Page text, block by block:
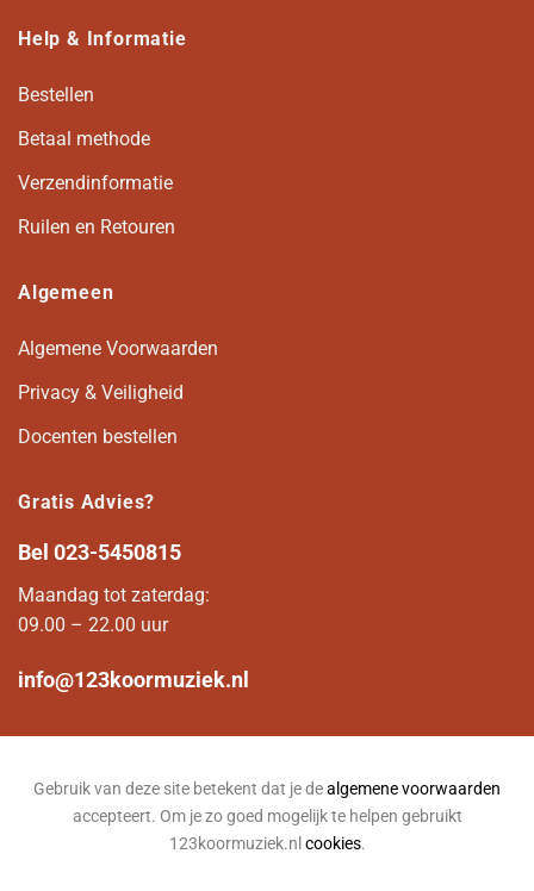
Help & Informatie
Bestellen
Betaal methode
Verzendinformatie
Ruilen en Retouren
Algemeen
Algemene Voorwaarden
Privacy & Veiligheid
Docenten bestellen
Gratis Advies?
Bel 023-5450815
Maandag tot zaterdag:
09.00 – 22.00 uur
info@123koormuziek.nl
Gebruik van deze site betekent dat je dealgemene voorwaarden
accepteert. Om je zo goed mogelijk te helpen gebruikt
123koormuziek.nlcookies.